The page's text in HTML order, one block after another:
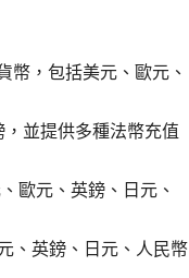
幣，包括美元、歐元、
並提供多種法幣充值
歐元、英鎊、日元、
、英鎊、日元、人民幣